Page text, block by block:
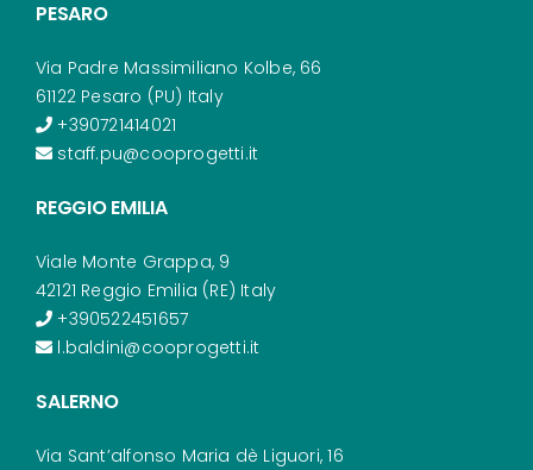
PESARO
Via Padre Massimiliano Kolbe, 66
61122 Pesaro (PU) Italy
+390721414021
staff.pu@cooprogetti.it
REGGIO EMILIA
Viale Monte Grappa, 9
42121 Reggio Emilia (RE) Italy
+390522451657
l.baldini@cooprogetti.it
SALERNO
Via Sant’alfonso Maria dè Liguori, 16